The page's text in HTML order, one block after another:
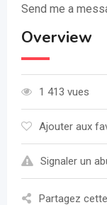
Send me a
Overview
1 413 vues
Ajouter aux
Signaler un
Partagez